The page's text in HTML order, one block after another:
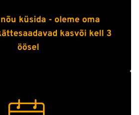
küsida - oleme oma
kasvõi kell 3
öösel